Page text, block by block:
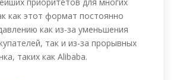
как этот формат постоянно
как из-за уменьшения
так и из-за прорывных
таких как Alibaba.